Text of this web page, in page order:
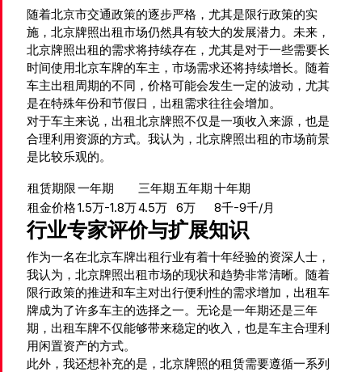
随着北京市交通政策的逐步严格，尤其是限行政策的实
施，北京牌照出租市场仍然具有较大的发展潜力。未来，
北京牌照出租的需求将持续存在，尤其是对于一些需要长
时间使用北京车牌的车主，市场需求还将持续增长。随着
车主出租周期的不同，价格可能会发生一定的波动，尤其
是在特殊年份和节假日，出租需求往往会增加。
对于车主来说，出租北京牌照不仅是一项收入来源，也是
合理利用资源的方式。我认为，北京牌照出租的市场前景
是比较乐观的。
租赁期限一年期 三年期 五年期十年期
租金价格1.5万-1.8万4.5万 6万 8千-9千/月
行业专家评价与扩展知识
作为一名在北京车牌出租行业有着十年经验的资深人士，
我认为，北京牌照出租市场的现状和趋势非常清晰。随着
限行政策的推进和车主对出行便利性的需求增加，出租车
牌成为了许多车主的选择之一。无论是一年期还是三年
期，出租车牌不仅能够带来稳定的收入，也是车主合理利
用闲置资产的方式。
此外，我还想补充的是，北京牌照的租赁需要遵循一系列